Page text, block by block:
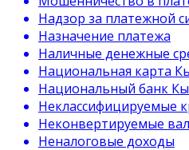
Надзор за платежной
Назначение платежа
Наличные денежные
Национальная карта
Национальный банк
Неклассифицируемые
Неконвертируемые
Неналоговые доходы